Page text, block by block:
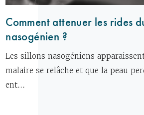
Comment attenuer les rides
nasogénien ?
Les sillons nasogéniens
malaire se relâche et que la peau
ent...